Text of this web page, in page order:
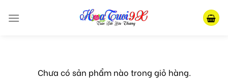
Chưa có sản phẩm nào trong giỏ hàng.